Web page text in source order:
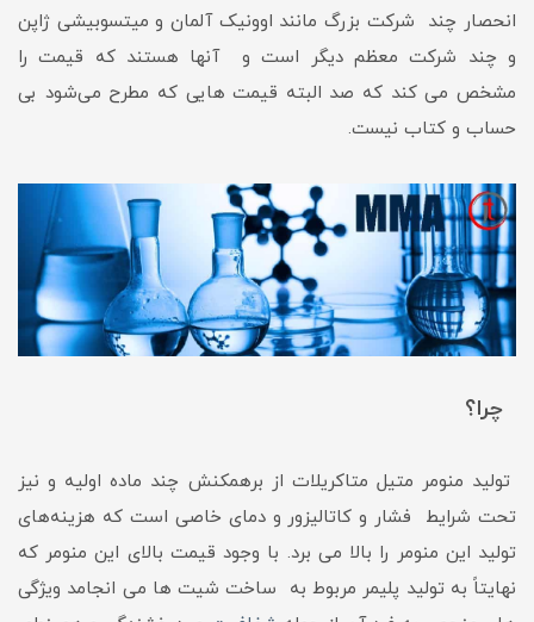
انحصار چند شرکت بزرگ مانند اوونیک آلمان و میتسوبیشی ژاپن
و چند شرکت معظم دیگر است و آنها هستند که قیمت را
مشخص می کند که صد البته قیمت هایی که مطرح می‌شود بی
حساب و کتاب نیست.
چرا؟
تولید منومر متیل متاکریلات از برهمکنش چند ماده اولیه و نیز
تحت شرایط فشار و کاتالیزور و دمای خاصی است که هزینه‌های
تولید این منومر را بالا می برد. با وجود قیمت بالای این منومر که
نهایتاً به تولید پلیمر مربوط به ساخت شیت ها می انجامد ویژگی